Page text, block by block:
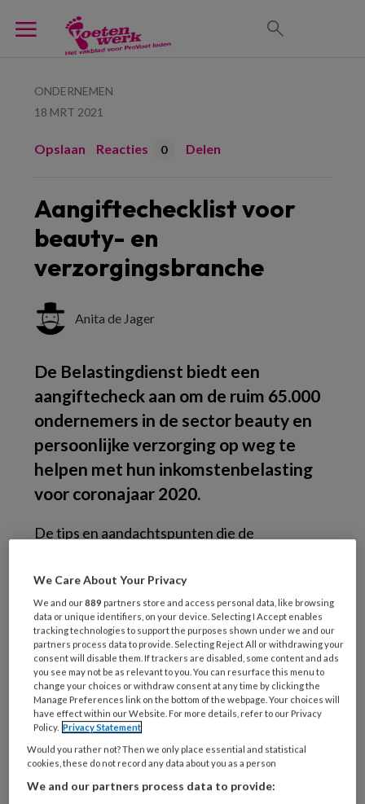
ONDERNEMEN
18 MRT 2021
Opslaan Reacties 0 Delen
Aangiftechecklist voor
beauty- en
verzorgingsbranche
Anita de Jager
De Belastingdienst biedt een
aangiftecheck aan om de ruim 65.000
ondernemers in de sector beauty en
persoonlijke verzorging op weg te
helpen met hun inkomstenbelasting
voor coronajaar 2020.
De tips en aandachtspunten die de
heeft gezet, kunnen mogelijk ook voor
pedicures van pas komen. ‘Ruim 1,5 miljoen
ondernemers moeten voor 8 mei hun aangifte
inkomstenbelasting over 2020 indienen. Zo’n
450.000 van hen vullen deze zelf in via Mijn
Belastingdienst. Dat is altijd al een klus en in
deze tijd met corona nog iets meer’, weet de
Belastingdienst.
‘Omdat 2020 een bijzonder jaar was helpen we
ondernemers extra op weg’, verklaart fiscaal
We Care About Your Privacy
We and our889 partners store and access personal data, like browsing
data or unique identifiers, on your device. Selecting I Accept enables
tracking technologies to support the purposes shown under we and our
partners process data to provide. Selecting Reject All or withdrawing your
consent will disable them. If trackers are disabled, some content and ads
you see may not be as relevant to you. You can resurface this menu to
change your choices or withdraw consent at any time by clicking the
Manage Preferences link on the bottom of the webpage. Your choices will
have effect within our Website. For more details, refer to our Privacy
Policy. Privacy Statement
Would you rather not? Then we only place essential and statistical
cookies, these do not record any data about you as a person
We and our partners process data to provide: